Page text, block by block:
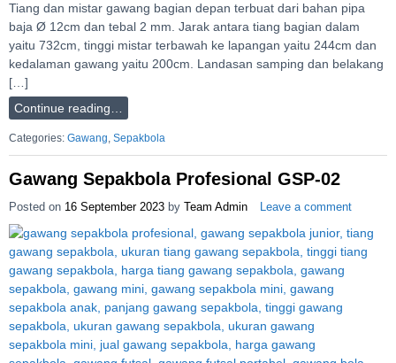
Tiang dan mistar gawang bagian depan terbuat dari bahan pipa
baja Ø 12cm dan tebal 2 mm. Jarak antara tiang bagian dalam
yaitu 732cm, tinggi mistar terbawah ke lapangan yaitu 244cm dan
kedalaman gawang yaitu 200cm. Landasan samping dan belakang
[…]
Continue reading…
Categories: Gawang Sepakbola
Gawang Sepakbola Profesional GSP-02
Posted on 16 September 2023 by Team Admin Leave a comment